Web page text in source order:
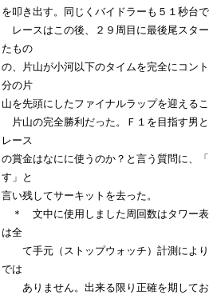
を叩き出す。同じくバイドラーも５１秒台で
レースはこの後、２９周目に最後尾スタ
たもの
の、片山が小河以下のタイムを完全にコン
分の片
山を先頭にしたファイナルラップを迎えるこ
片山の完全勝利だった。Ｆ１を目指す男
レース
の賞金はなにに使うのか？と言う質問に、
す」と
言い残してサーキットを去った。
＊　文中に使用しました周回数はタワー
は全
て手元（ストップウォッチ）計測により
では
ありません。出来る限り正確を期してお